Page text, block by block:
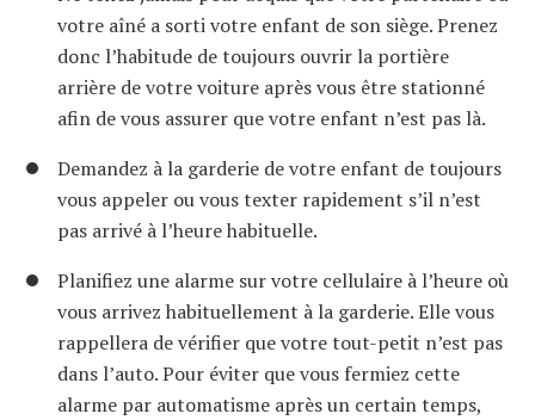
votre aîné a sorti votre enfant de son siège. Prenez
donc l’habitude de toujours ouvrir la portière
arrière de votre voiture après vous être stationné
afin de vous assurer que votre enfant n’est pas là.
Demandez à la garderie de votre enfant de toujours
vous appeler ou vous texter rapidement s’il n’est
pas arrivé à l’heure habituelle.
Planifiez une alarme sur votre cellulaire à l’heure où
vous arrivez habituellement à la garderie. Elle vous
rappellera de vérifier que votre tout-petit n’est pas
dans l’auto. Pour éviter que vous fermiez cette
alarme par automatisme après un certain temps,